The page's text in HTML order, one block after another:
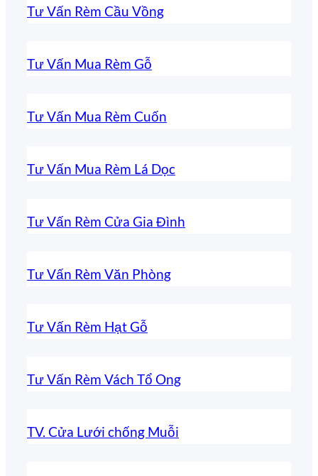
Tư Vấn Rèm Cầu Vồng
Tư Vấn Mua Rèm Gỗ
Tư Vấn Mua Rèm Cuốn
Tư Vấn Mua Rèm Lá Dọc
Tư Vấn Rèm Cửa Gia Đình
Tư Vấn Rèm Văn Phòng
Tư Vấn Rèm Hạt Gỗ
Tư Vấn Rèm Vách Tổ Ong
TV. Cửa Lưới chống Muỗi